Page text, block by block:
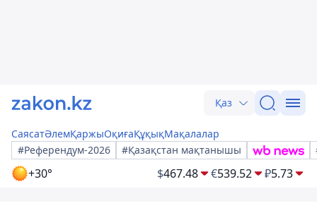
Қаз
СаясатӘлемҚаржыОқиғаҚұқықМақалалар
#Референдум-2026
#Қазақстан мақтанышы
+30° $467.48 €539.52 ₽5.73